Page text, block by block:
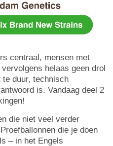
centraal, mensen met
helaas geen drol
duur, technisch
is. Vandaag deel 2
die niet veel verder
die je doen
– in het Engels